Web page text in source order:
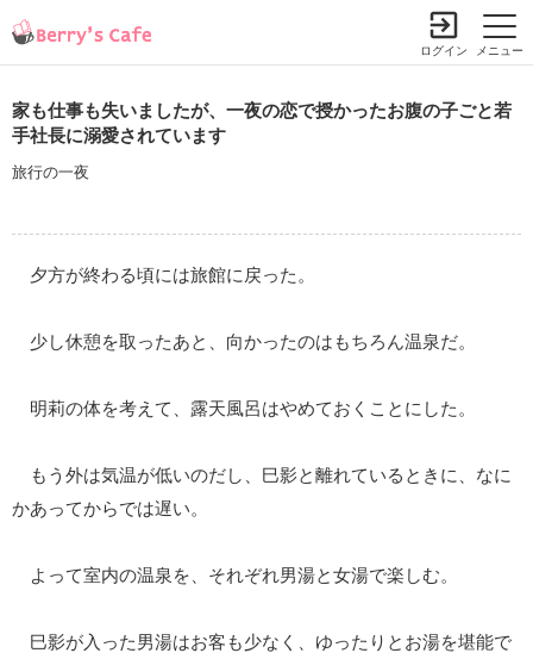
メニュー
ログイン
家も仕事も失いましたが、一夜の恋で授かったお腹の子ごと若
手社長に溺愛されています
旅行の一夜
夕方が終わる頃には旅館に戻った。
少し休憩を取ったあと、向かったのはもちろん温泉だ。
明莉の体を考えて、露天風呂はやめておくことにした。
もう外は気温が低いのだし、巳影と離れているときに、なに
かあってからでは遅い。
よって室内の温泉を、それぞれ男湯と女湯で楽しむ。
巳影が入った男湯はお客も少なく、ゆったりとお湯を堪能で